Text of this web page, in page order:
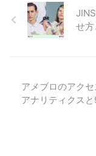
行った。 パフォーマン
らしかった。 お互い、か
動をしている。 公演が
ーンであの人がさ…！ も
表情や語調などノンバー
素もありますが、言葉
せ
アメブロのアク
アナリティクスと